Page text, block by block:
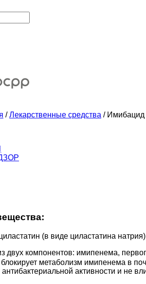
/Лекарственные средства / Имибацид
(в виде циластатина
двух компонентов: имипенема,
метаболизм имипенема в
активности и не